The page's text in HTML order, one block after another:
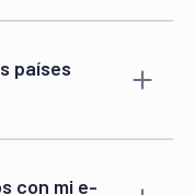
sábados de 9:00
países
de
con mi e-